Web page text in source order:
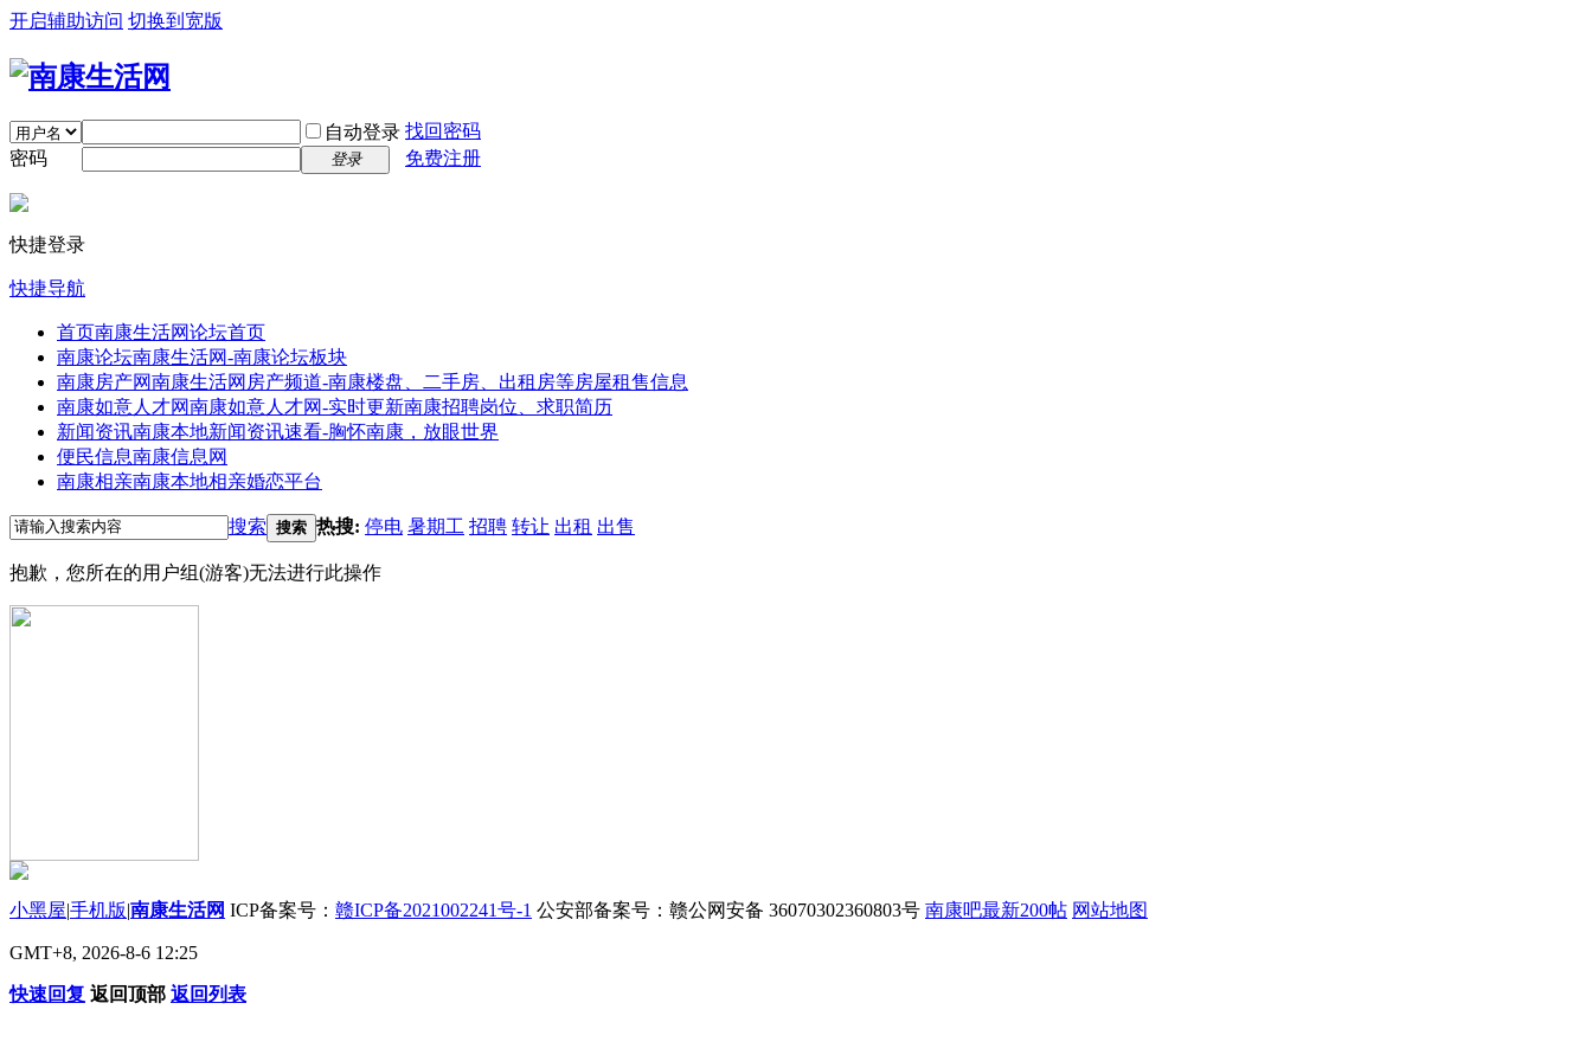
开启辅助访问 切换到宽版
自动登录 找回密码
密码
登录 免费注册
快捷登录
快捷导航
首页南康生活网论坛首页
南康论坛南康生活网-南康论坛板块
南康房产网南康生活网房产频道-南康楼盘、二手房、出租房等房屋租售信息
南康如意人才网南康如意人才网-实时更新南康招聘岗位、求职简历
新闻资讯南康本地新闻资讯速看-胸怀南康，放眼世界
便民信息南康信息网
南康相亲南康本地相亲婚恋平台
搜索 搜索 热搜: 停电 暑期工 招聘 转让 出租 出售
抱歉，您所在的用户组(游客)无法进行此操作
小黑屋|手机版|南康生活网 ICP备案号： 赣ICP备2021002241号-1 公安部备案号：赣公网安备 36070302360803号 南康吧最新200帖 网站地图
GMT+8, 2026-8-6 12:25
快速回复 返回顶部 返回列表